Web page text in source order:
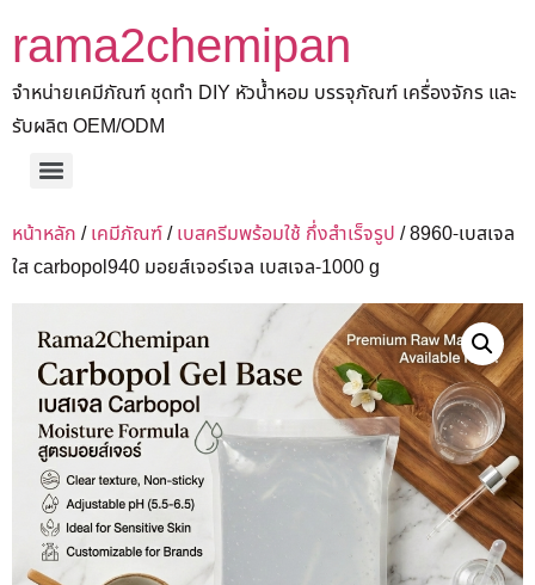
rama2chemipan
จำหน่ายเคมีภัณฑ์ ชุดทำ DIY หัวน้ำหอม บรรจุภัณฑ์ เครื่องจักร และ
รับผลิต OEM/ODM
หน้าหลัก /เคมีภัณฑ์/เบสครีมพร้อมใช้ กึ่งสำเร็จรูป / 8960-เบสเจล
ใส carbopol940 มอยส์เจอร์เจล เบสเจล-1000 g